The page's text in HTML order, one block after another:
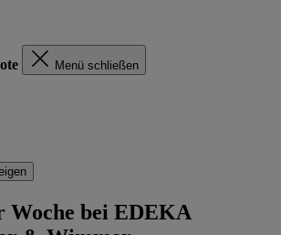
Menü schließen
Woche bei EDEKA